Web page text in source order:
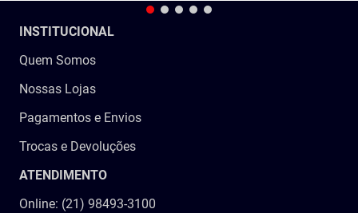
INSTITUCIONAL
Quem Somos
Nossas Lojas
Pagamentos e Envios
Trocas e Devoluções
ATENDIMENTO
Online: (21) 98493-3100